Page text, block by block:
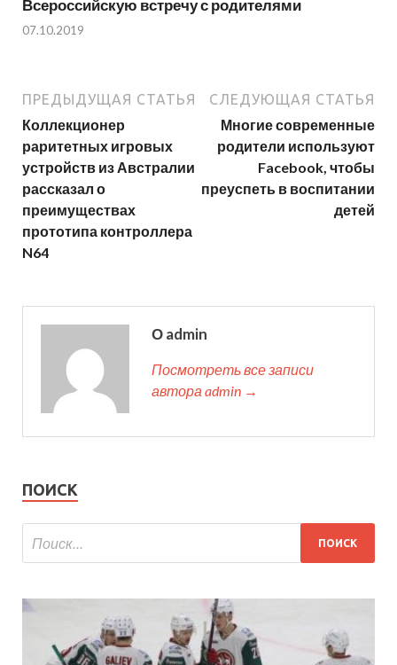
Всероссийскую встречу с родителями
07.10.2019
ПРЕДЫДУЩАЯ СТАТЬЯ
Коллекционер
раритетных игровых
устройств из Австралии
рассказал о
преимуществах
прототипа контроллера
N64
СЛЕДУЮЩАЯ СТАТЬЯ
Многие современные
родители используют
Facebook, чтобы
преуспеть в воспитании
детей
О admin
Посмотреть все записи
автора admin →
ПОИСК